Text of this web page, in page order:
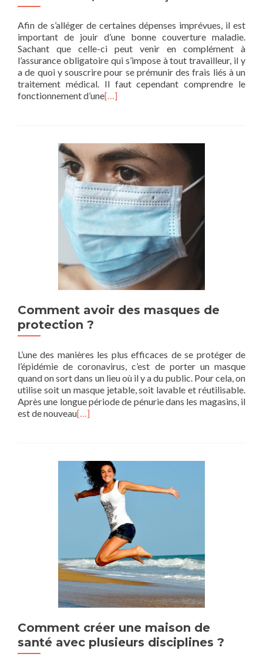
Afin de s’alléger de certaines dépenses imprévues, il est
important de jouir d’une bonne couverture maladie.
Sachant que celle-ci peut venir en complément à
l’assurance obligatoire qui s’impose à tout travailleur, il y
a de quoi y souscrire pour se prémunir des frais liés à un
traitement médical. Il faut cependant comprendre le
fonctionnement d’une[…]
Comment avoir des masques de
protection ?
L’une des manières les plus efficaces de se protéger de
l’épidémie de coronavirus, c’est de porter un masque
quand on sort dans un lieu où il y a du public. Pour cela, on
utilise soit un masque jetable, soit lavable et réutilisable.
Après une longue période de pénurie dans les magasins, il
est de nouveau[…]
Comment créer une maison de
santé avec plusieurs disciplines ?